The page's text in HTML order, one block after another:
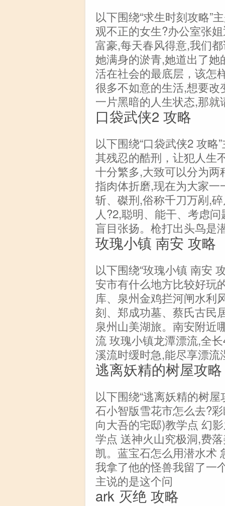
以下围绕“求生时刻攻略”
观不正的女生?办公室张
富豪,每天春风得意,我们
她满身的淤青,她道出了
活在社会的最底层，该怎
很多不如意的生活,想要
一片黑暗的人生状态,那就
口袋武侠2 攻略
以下围绕“口袋武侠2 攻
其残忍的酷刑，让犯人生
十分繁多,大致可以分为
指肉体折磨,现在为大家
斩、磔刑,俗称千刀万剐,
人?2,聪明、能干、考虑
盲目张扬。枪打出头鸟是
玫瑰小镇 南安 攻略
以下围绕“玫瑰小镇 南安
安市有什么地方比较好玩
库、泉州金鸡拦河闸水利
刻、郑成功墓、蔡氏古民
泉州山美湖旅。南安附近
流 玫瑰小镇龙潭漂流,全
溪流时缓时急,能尽享漂流
逃离妖精的树屋攻略
以下围绕“逃离妖精的树
石小智版雪花市怎么去?
向大吾的宅邸)教学点 幻
学点 送神火山究极洞,费
凯。蓝宝石怎么用潜水术
我拿了他的怪兽我留了一
主说的是这个问
ark 灭绝 攻略